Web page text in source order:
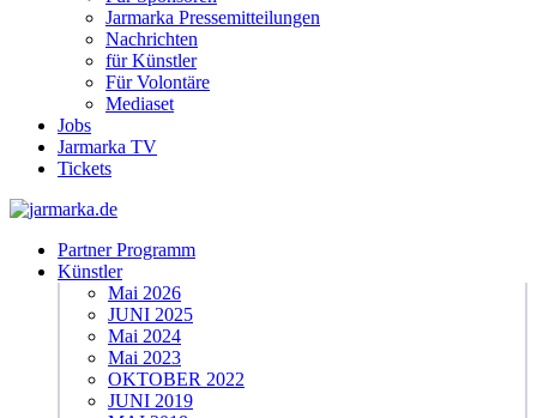
Jarmarka Pressemitteilungen
Nachrichten
für Künstler
Für Volontäre
Mediaset
Jobs
Jarmarka TV
Tickets
Partner Programm
Künstler
Mai 2026
JUNI 2025
Mai 2024
Mai 2023
OKTOBER 2022
JUNI 2019